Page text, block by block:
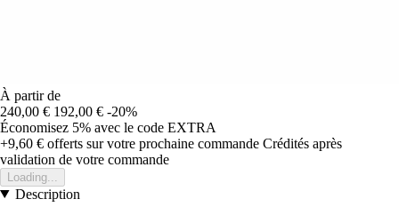
À partir de
240,00 € 192,00 € -20%
Économisez 5% avec le code EXTRA
+9,60 € offerts sur votre prochaine commande Crédités après
validation de votre commande
Loading...
Description